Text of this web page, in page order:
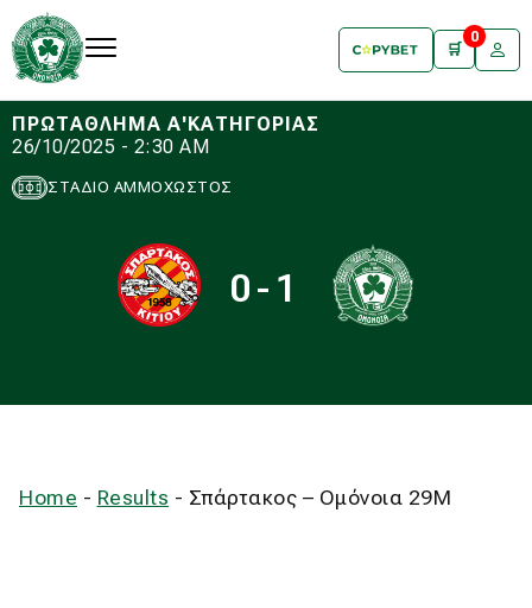
🛒
0
ΠΡΩΤΑΘΛΗΜΑ Α'ΚΑΤΗΓΟΡΙΑΣ
26/10/2025 - 2:30 AM
ΣΤΑΔΙΟ ΑΜΜΟΧΩΣΤΟΣ
0-1
Home - Results - Σπάρτακος – Ομόνοια 29Μ